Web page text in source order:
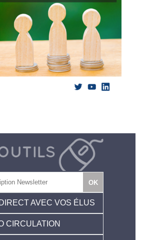
AVEC VOS ÉLUS
CIRCULATION